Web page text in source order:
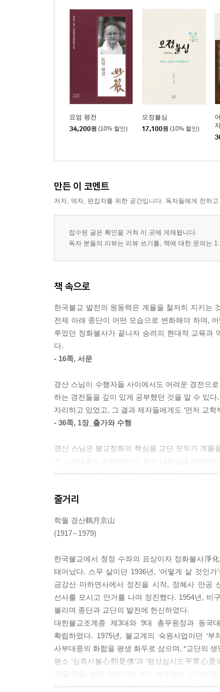
3장 무문관 수행 / 213
천축사 무문관 4년 정진 / 215
무문관 설립과 도반들의 정진 / 218
청복의 시간 속에서 정진하다 / 223
수행자는 어떠한 사람이어야 하는가 / 235
적조암에서 계율정신을 실천하다 / 244
회향 / 253
4장 종단의 화합과 포교불사 / 267
1973년 2월 1일 자 담화문 / 278
포교불사에 진력하다 / 299
입적, 1979년 12월 25일 / 309
경산 스님 연보 / 325
경산 대종사 문도 명록 / 337
묘엄 평전
34,200원 (10% 할인)
모정불심
17,100원 (10% 할인)
만든 이 코멘트
저자, 역자, 편집자를 위한 공간입니다. 독자들에게 전하
접수된 글은 확인을 거쳐 이 곳에 게재됩니다.
독자 분들의 리뷰는 리뷰 쓰기를, 책에 대한 문의는
책 속으로
한국불교 발전의 원동력은 계율을 철저히 지키는
전제 아래 종단이 어떤 모습으로 변화해야 하며,
루었던 정화불사가 끝나자 승려의 현대적 교육과
다.
- 16쪽, 서문
경산 스님이 수행자들 사이에서도 어려운 경전으
하는 경전들을 깊이 있게 공부했던 것을 알 수 있
자리하고 있었고, 그 결과 제자들에게도 ‘먼저 교
- 36쪽, 1장_출가와 수행
경산 스님은 불교정화의 핵심을 교단 모두가 계
이 하였다. 정화의 이념에는 동의하면서도 이를
- 147~148쪽, 2장_한국불교의 정화불사 현장에서
“참선 못지않게 포교도 중요하다. 군에 가서 열심
수행으로 어느 것 하나 빠져서는 안 되나, 한 사람
로 떨어트려 생각하는데, 선과 포교는 하나다. 선
- 204쪽, 2장_한국불교의 정화불사 현장에서
“법성이 원융하다는 말은 심성이 원융하다는 말
유자재로 운영하지 못하는 것은 모두 집착된 마음
서 본자원성本自圓成이라고 했는데 말이지. 결론
참선을 하는 것은 집착과 허망한 생각을 버리기
안 돼. 교는 부처님의 말씀이고 선禪은 부처님의
제로 해야 세 개가 하나로 묶이고 견고해지지.”
줄거리
학월 경산鶴月京山
(1917∼1979)
한국불교에서 청정 수좌의 표상이자 정화불사淨
태어났다. 스무 살이던 1936년, ‘어떻게 살 것인
금강산 마하연사에서 정진을 시작, 정혜사 만공
선사를 모시고 안거를 나며 정진했다. 1954년, 비
불리며 종단과 교단의 발전에 헌신하였다.
대한불교조계종 제3대와 9대 총무원장과 동
확립하였다. 1975년, 불교계의 숙원사업이던 ‘
사부대중의 화합을 평생 화두로 삼으며, “교단의
평소 ‘심즉시불心卽是佛’과 ‘평상심시도平常心
종단이 비바람 앞에 촛불처럼 위태할 때마다 불려